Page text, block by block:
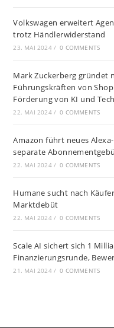
Volkswagen erweitert
trotz Händlerwiderstand
23. MAI 2024 / 0 COMMENTS
Mark Zuckerberg gründet
Führungskräften von
Förderung von KI und
22. MAI 2024 / 0 COMMENTS
Amazon führt neues
separate
22. MAI 2024 / 0 COMMENTS
Humane sucht nach
Marktdebüt
22. MAI 2024 / 0 COMMENTS
Scale AI sichert sich 1
Finanzierungsrunde,
21. MAI 2024 / 0 COMMENTS